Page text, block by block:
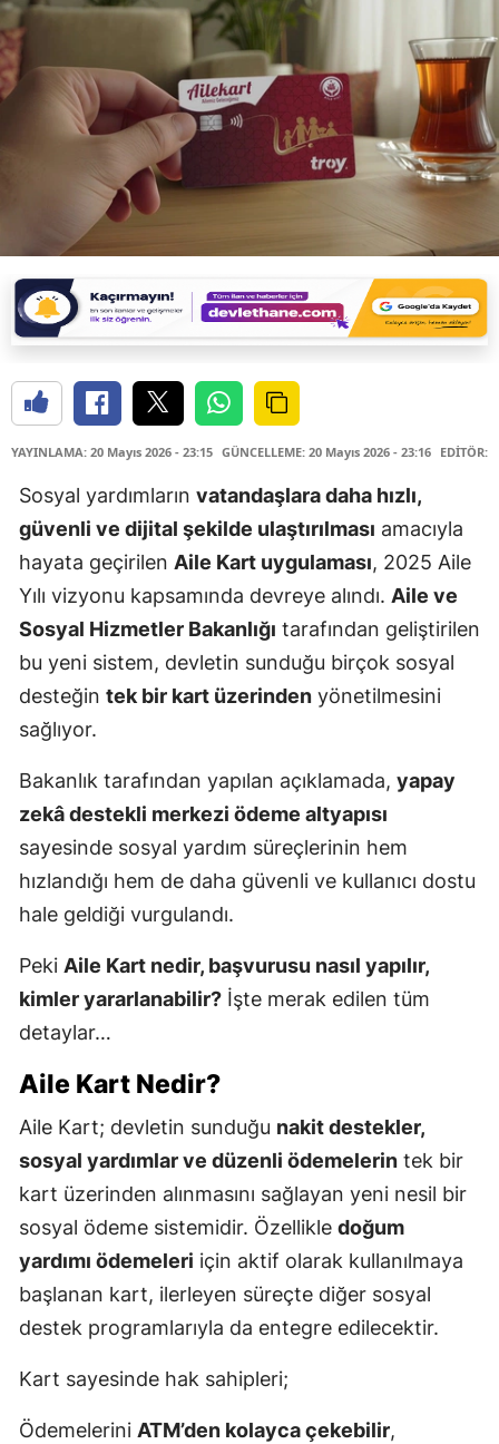
YAYINLAMA: 20 Mayıs 2026 - 23:15 GÜNCELLEME: 20 Mayıs 2026 - 23:16 EDİTÖR:
Sosyal yardımların vatandaşlara daha hızlı,
güvenli ve dijital şekilde ulaştırılması amacıyla
hayata geçirilen Aile Kart uygulaması, 2025 Aile
Yılı vizyonu kapsamında devreye alındı. Aile ve
Sosyal Hizmetler Bakanlığı tarafından geliştirilen
bu yeni sistem, devletin sunduğu birçok sosyal
desteğin tek bir kart üzerinden yönetilmesini
sağlıyor.
Bakanlık tarafından yapılan açıklamada, yapay
zekâ destekli merkezi ödeme altyapısı
sayesinde sosyal yardım süreçlerinin hem
hızlandığı hem de daha güvenli ve kullanıcı dostu
hale geldiği vurgulandı.
Peki Aile Kart nedir, başvurusu nasıl yapılır,
kimler yararlanabilir? İşte merak edilen tüm
detaylar…
Aile Kart Nedir?
Aile Kart; devletin sunduğu nakit destekler,
sosyal yardımlar ve düzenli ödemelerin tek bir
kart üzerinden alınmasını sağlayan yeni nesil bir
sosyal ödeme sistemidir. Özellikle doğum
yardımı ödemeleri için aktif olarak kullanılmaya
başlanan kart, ilerleyen süreçte diğer sosyal
destek programlarıyla da entegre edilecektir.
Kart sayesinde hak sahipleri;
Ödemelerini ATM’den kolayca çekebilir,